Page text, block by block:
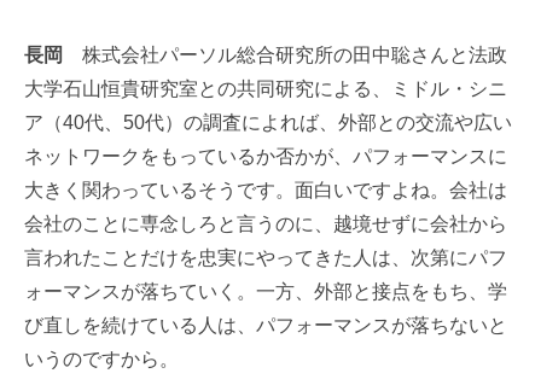
長岡
株式会社パーソル総合研究所の田中聡さんと法政
大学石山恒貴研究室との共同研究による、ミドル・シニ
ア（40代、50代）の調査によれば、外部との交流や広い
ネットワークをもっているか否かが、パフォーマンスに
大きく関わっているそうです。面白いですよね。会社は
会社のことに専念しろと言うのに、越境せずに会社から
言われたことだけを忠実にやってきた人は、次第にパフ
ォーマンスが落ちていく。一方、外部と接点をもち、学
び直しを続けている人は、パフォーマンスが落ちないと
いうのですから。